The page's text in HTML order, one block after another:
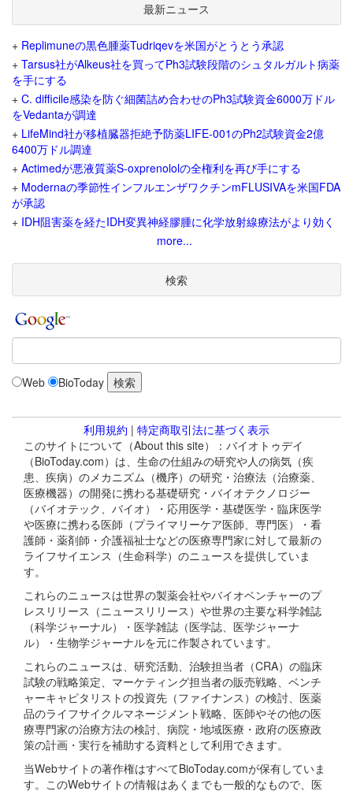
最新ニュース
+ Replimuneの黒色腫薬Tudriqevを米国がとうとう承認
+ Tarsus社がAlkeus社を買ってPh3試験段階のシュタルガルト病薬
を手にする
+ C. difficile感染を防ぐ細菌詰め合わせのPh3試験資金6000万ドル
をVedantaが調達
+ LifeMind社が移植臓器拒絶予防薬LIFE-001のPh2試験資金2億
6400万ドル調達
+ Actimedが悪液質薬S-oxprenololの全権利を再び手にする
+ Modernaの季節性インフルエンザワクチンmFLUSIVAを米国FDA
が承認
+ IDH阻害薬を経たIDH変異神経膠腫に化学放射線療法がより効く
more...
検索
Web BioToday
利用規約 | 特定商取引法に基づく表示
このサイトについて（About this site）：バイオトゥデイ
（BioToday.com）は、生命の仕組みの研究や人の病気（疾
患、疾病）のメカニズム（機序）の研究・治療法（治療薬、
医療機器）の開発に携わる基礎研究・バイオテクノロジー
（バイオテック、バイオ）・応用医学・基礎医学・臨床医学
や医療に携わる医師（プライマリーケア医師、専門医）・看
護師・薬剤師・介護福祉士などの医療専門家に対して最新の
ライフサイエンス（生命科学）のニュースを提供していま
す。
これらのニュースは世界の製薬会社やバイオベンチャーのプ
レスリリース（ニュースリリース）や世界の主要な科学雑誌
（科学ジャーナル）・医学雑誌（医学誌、医学ジャーナ
ル）・生物学ジャーナルを元に作製されています。
これらのニュースは、研究活動、治験担当者（CRA）の臨床
試験の戦略策定、マーケティング担当者の販売戦略、ベンチ
ャーキャピタリストの投資先（ファイナンス）の検討、医薬
品のライフサイクルマネージメント戦略、医師やその他の医
療専門家の治療方法の検討、病院・地域医療・政府の医療政
策の計画・実行を補助する資料として利用できます。
当Webサイトの著作権はすべてBioToday.comが保有していま
す。このWebサイトの情報はあくまでも一般的なもので、医